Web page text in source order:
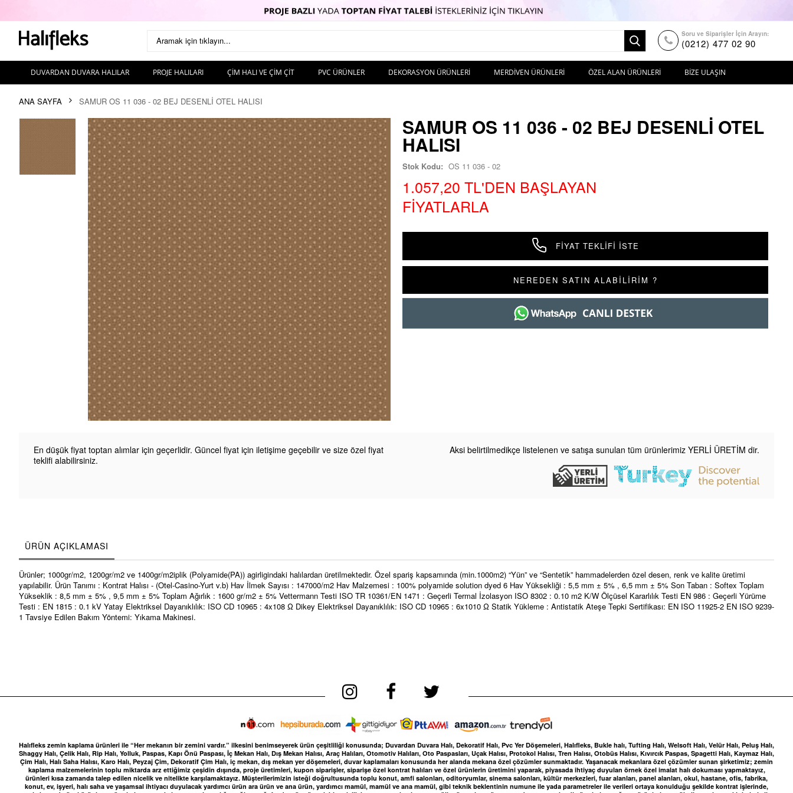
Aramak için tıklayın...
Soru ve Siparişler İçin Arayın:
(0212) 477 02 90
DUVARDAN DUVARA HALILAR PROJE HALILARI ÇIM HALI VE ÇIM ÇIT PVC ÜRÜNLER DEKORASYON ÜRÜNLERI MERDIVEN ÜRÜNLERI ÖZEL ALAN ÜRÜNLERI BIZE ULAŞIN
ANA SAYFA SAMUR OS 11 036 - 02 BEJ DESENLI OTEL HALISI
SAMUR OS 11 036 - 02 BEJ DESENLI OTEL
HALISI
Stok Kodu: OS 11 036 - 02
1.057,20 TL'DEN BAŞLAYAN
FIYATLARLA
FIYAT TEKLIFI İSTE
NEREDEN SATIN ALABİLİRİM ?
En düşük fiyat toptan alımlar için geçerlidir. Güncel fiyat için iletişime geçebilir ve size özel fiyat
teklifi alabilirsiniz.
Aksi belirtilmedikçe listelenen ve satışa sunulan tüm ürünlerimiz YERLİ ÜRETİM dir.
ÜRÜN AÇIKLAMASI
Ürünler; 1000gr/m2, 1200gr/m2 ve 1400gr/m2iplik (Polyamide(PA)) agirligindaki halılardan üretilmektedir. Özel spariş kapsamında (min.1000m2) “Yün” ve “Sentetik” hammadelerden özel desen, renk ve kalite üretimi
yapılabilir. Ürün Tanımı : Kontrat Halısı - (Otel-Casino-Yurt v.b) Hav İlmek Sayısı : 147000/m2 Hav Malzemesi : 100% polyamide solution dyed 6 Hav Yüksekliği : 5,5 mm ± 5% , 6,5 mm ± 5% Son Taban : Softex Toplam
Yükseklik : 8,5 mm ± 5% , 9,5 mm ± 5% Toplam Ağırlık : 1600 gr/m2 ± 5% Vettermann Testi ISO TR 10361/EN 1471 : Geçerli Termal İzolasyon ISO 8302 : 0.10 m2 K/W Ölçüsel Kararlılık Testi EN 986 : Geçerli Yürüme
Testi : EN 1815 : 0.1 kV Yatay Elektriksel Dayanıklılık: ISO CD 10965 : 4x108 Ω Dikey Elektriksel Dayanıklılık: ISO CD 10965 : 6x1010 Ω Statik Yükleme : Antistatik Ateşe Tepki Sertifikası: EN ISO 11925-2 EN ISO 9239-
1 Tavsiye Edilen Bakım Yöntemi: Yıkama Makinesi.
Halıfleks zemin kaplama ürünleri ile “Her mekanın bir zemini vardır.” ilkesini benimseyerek ürün çeşitliliği konusunda; Duvardan Duvara Halı, Dekoratif Halı, Pvc Yer Döşemeleri, Halıfleks, Bukle halı, Tufting Halı, Welsoft Halı, Velür Halı, Peluş Halı,
Shaggy Halı, Çelik Halı, Rip Halı, Yolluk, Paspas, Kapı Önü Paspası, İç Mekan Halı, Dış Mekan Halısı, Araç Halıları, Otomotiv Halıları, Oto Paspasları, Uçak Halısı, Protokol Halısı, Tren Halısı, Otobüs Halısı, Kıvırcık Paspas, Spagetti Halı, Kaymaz Halı,
Çim Halı, Halı Saha Halısı, Karo Halı, Peyzaj Çim, Dekoratif Çim Halı, iç mekan, dış mekan yer döşemeleri, duvar kaplamaları konusunda her alanda mekana özel çözümler sunmaktadır. Yaşanacak mekanlara özel çözümler sunan şirketimiz; zemin
kaplama malzemelerinin toplu miktarda arz ettiğimiz çeşidin dışında, proje üretimleri, kupon siparişler, siparişe özel kontrat halıları ve özel ürünlerin üretimini yaparak, piyasada ihtiyaç duyulan örnek özel imalat halı dokuması yapmaktayız,
ürünleri kısa zamanda talep edilen nicelik ve nitelikte karşılamaktayız. Müşterilerimizin isteği doğrultusunda toplu konut, amfi salonları, oditoryumlar, sinema salonları, kültür merkezleri, fuar alanları, panel alanları, okul, hastane, ofis, fabrika,
konut, ev, işyeri, halı saha ve yaşamsal ihtiyacı duyulacak yardımcı ürün ara ürün ve ana ürün, yardımcı mamül, mamül ve ana mamül, gibi teknik beklentinin numune ile yada parametreler ile verileri ortaya konulduğu şekilde kontrat işlerinde,